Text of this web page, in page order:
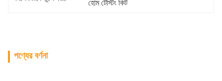
হোম টেস্টিং কিট
পণ্যের বর্ণনা